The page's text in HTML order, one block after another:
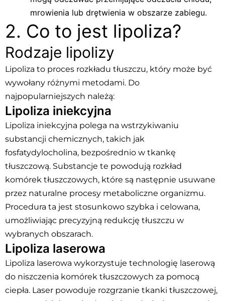
mrowienia lub drętwienia w obszarze zabiegu.
2. Co to jest lipoliza?
Rodzaje lipolizy
Lipoliza to proces rozkładu tłuszczu, który może być
wywołany różnymi metodami. Do
najpopularniejszych należą:
Lipoliza iniekcyjna
Lipoliza iniekcyjna polega na wstrzykiwaniu
substancji chemicznych, takich jak
fosfatydylocholina, bezpośrednio w tkankę
tłuszczową. Substancje te powodują rozkład
komórek tłuszczowych, które są następnie usuwane
przez naturalne procesy metaboliczne organizmu.
Procedura ta jest stosunkowo szybka i celowana,
umożliwiając precyzyjną redukcję tłuszczu w
wybranych obszarach.
Lipoliza laserowa
Lipoliza laserowa wykorzystuje technologię laserową
do niszczenia komórek tłuszczowych za pomocą
ciepła. Laser powoduje rozgrzanie tkanki tłuszczowej,